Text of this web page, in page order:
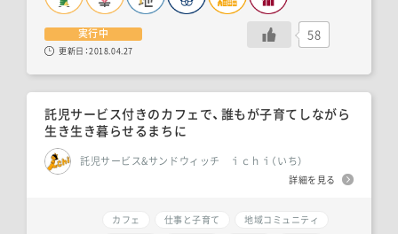
託児サービス付きのカフェで、誰もが子育てしながら
生き生き暮らせるまちに
託児サービス&サンドウィッチ ｉｃｈｉ（いち）
詳細を見る
カフェ 仕事と子育て
地域コミュニティ
実行中
更新日：2018.04.27
58